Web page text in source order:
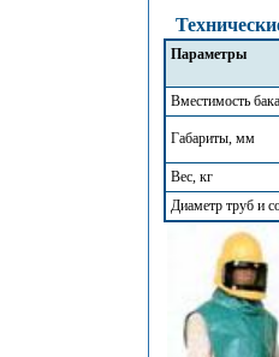
Параметры
Вместимость
Габариты, мм
Вес, кг
Диаметр труб и